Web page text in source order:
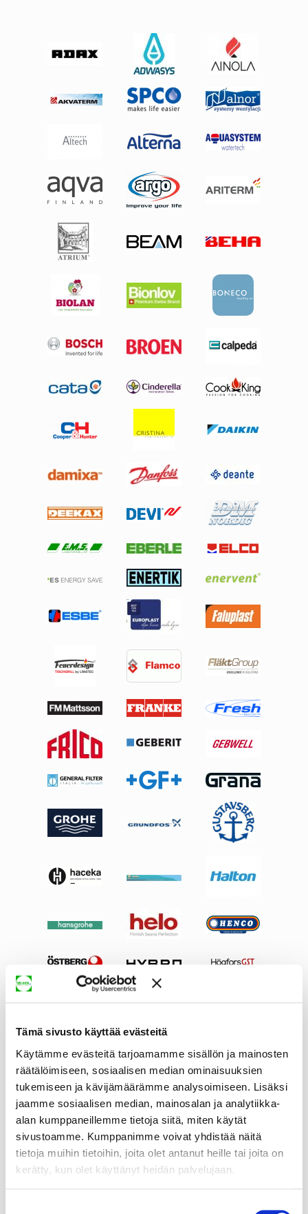
Tämä sivusto käyttää evästeitä
Käytämme evästeitä tarjoamamme sisällön ja mainosten
räätälöimiseen, sosiaalisen median ominaisuuksien
tukemiseen ja kävijämäärämme analysoimiseen. Lisäksi
jaamme sosiaalisen median, mainosalan ja analytiikka-
alan kumppaneillemme tietoja siitä, miten käytät
sivustoamme. Kumppanimme voivat yhdistää näitä
tietoja muihin tietoihin, joita olet antanut heille tai joita on
kerätty, kun olet käyttänyt heidän palvelujaan.